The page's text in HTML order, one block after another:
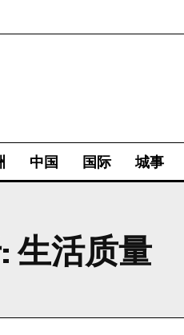
中国 国际 城事
:生活质量